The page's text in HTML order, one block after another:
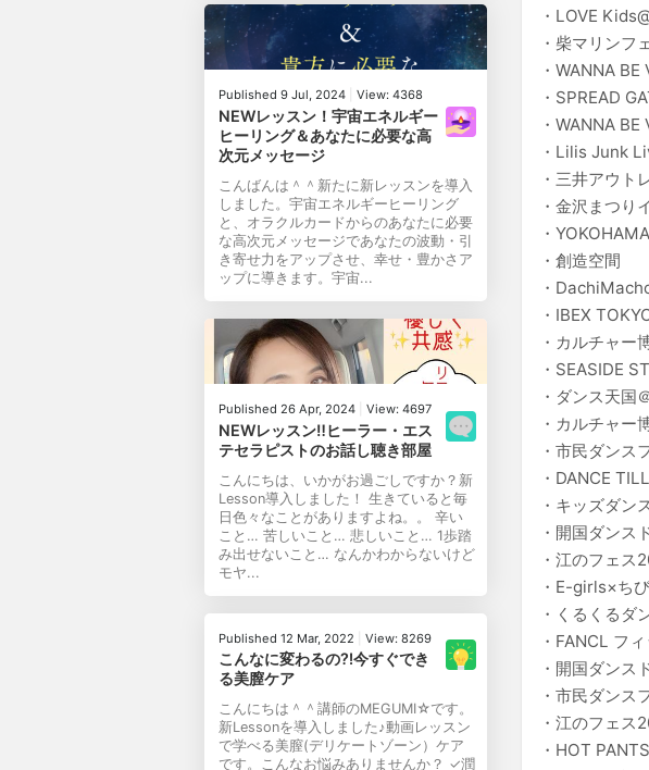
Published 9 Jul, 2024 View: 4368
NEWレッスン！宇宙エネルギー
ヒーリング＆あなたに必要な高
次元メッセージ
こんばんは＾＾新たに新レッスンを導入
しました。宇宙エネルギーヒーリング
と、オラクルカードからのあなたに必要
な高次元メッセージであなたの波動・引
き寄せ力をアップさせ、幸せ・豊かさア
ップに導きます。宇宙...
Published 26 Apr, 2024 View: 4697
NEWレッスン‼ヒーラー・エス
テセラピストのお話し聴き部屋
こんにちは、いかがお過ごしですか？新
Lesson導入しました！ 生きていると毎
日色々なことがありますよね。。 辛い
こと… 苦しいこと… 悲しいこと… 1歩踏
み出せないこと… なんかわからないけど
モヤ...
Published 12 Mar, 2022 View: 8269
こんなに変わるの⁈今すぐでき
る美膣ケア
こんにちは＾＾講師のMEGUMI☆です。
新Lessonを導入しました♪動画レッスン
で学べる美膣(デリケートゾーン）ケア
です。こんなお悩みありませんか？ ✓潤
・LOVE
・柴マリンフ
・WANNA
・SPREAD
・WANNA
・Lilis Junk
・三井アウト
・金沢まつり
・
・創造空間
・
・IBEX
・カルチャー
・SEASIDE
・ダンス天国
・カルチャー
・市民ダンス
・DANCE
・キッズダン
・開国ダンス
・江のフェス
・E-girls×ち
・くるくるダ
・FANCL フ
・開国ダンス
・市民ダンス
・江のフェス
・HOT